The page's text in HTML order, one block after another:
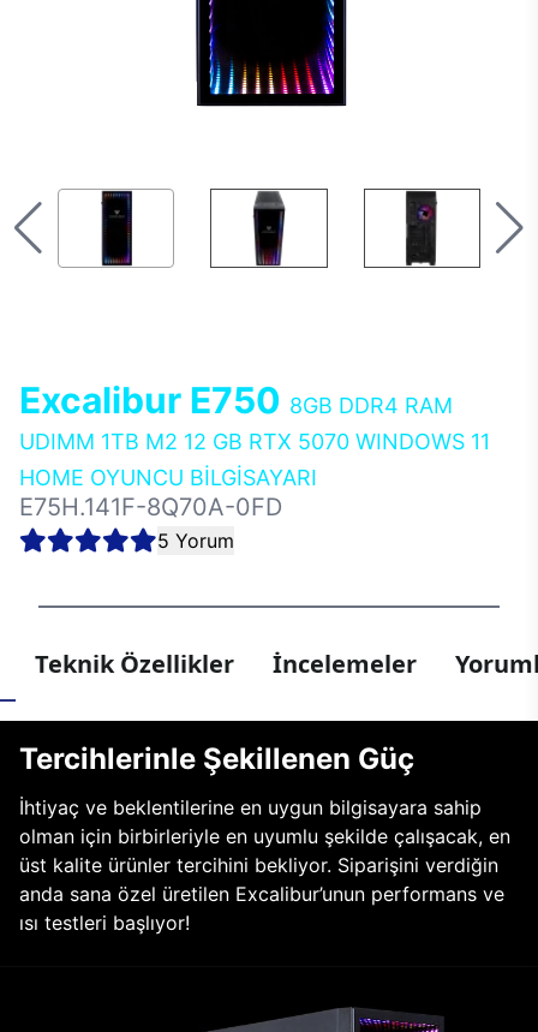
Excalibur E750 8GB DDR4 RAM
UDIMM 1TB M2 12 GB RTX 5070 WINDOWS 11
HOME OYUNCU BİLGİSAYARI
E75H.141F-8Q70A-0FD
5 Yorum
Teknik Özellikler İncelemeler
Tercihlerinle Şekillenen Güç
İhtiyaç ve beklentilerine en uygun bilgisayara sahip
olman için birbirleriyle en uyumlu şekilde çalışacak, en
üst kalite ürünler tercihini bekliyor. Siparişini verdiğin
anda sana özel üretilen Excalibur’unun performans ve
ısı testleri başlıyor!